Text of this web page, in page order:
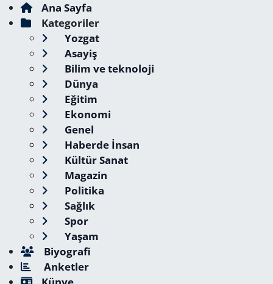
Ana Sayfa
Kategoriler
Yozgat
Asayiş
Bilim ve teknoloji
Dünya
Eğitim
Ekonomi
Genel
Haberde İnsan
Kültür Sanat
Magazin
Politika
Sağlık
Spor
Yaşam
Biyografi
Anketler